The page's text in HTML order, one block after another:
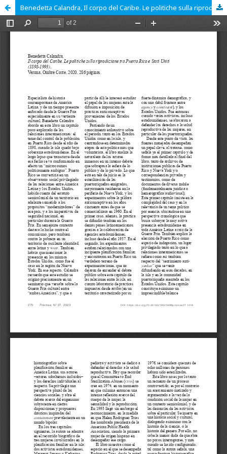
Benedetta Calandra, Il corpo del Caribe. Le politiche sulla riproduzione tra Puerto Rico e Stati Uniti (1898-1993)